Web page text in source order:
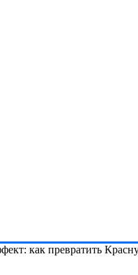
как превратить